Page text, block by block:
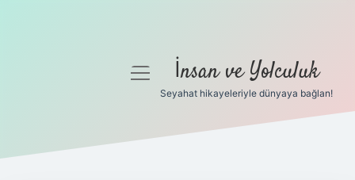
Gizlilik Politikası
menüyü İnsan ve Yolculuk
Seyahat hikayeleriyle dünyaya bağlan!